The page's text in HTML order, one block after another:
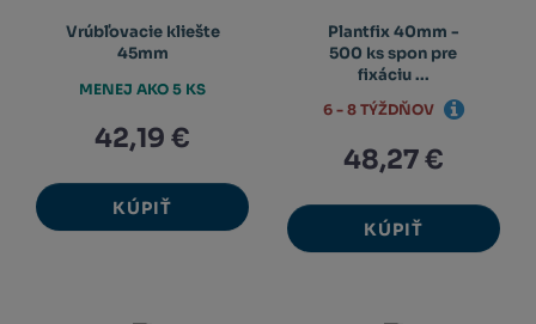
Vrúbľovacie kliešte
45mm
42,19 €
KÚPIŤ
MENEJ AKO 5 KS
Plantfix 40mm -
500 ks spon pre
fixáciu ...
48,27 €
KÚPIŤ
6 - 8 TÝŽDŇOV